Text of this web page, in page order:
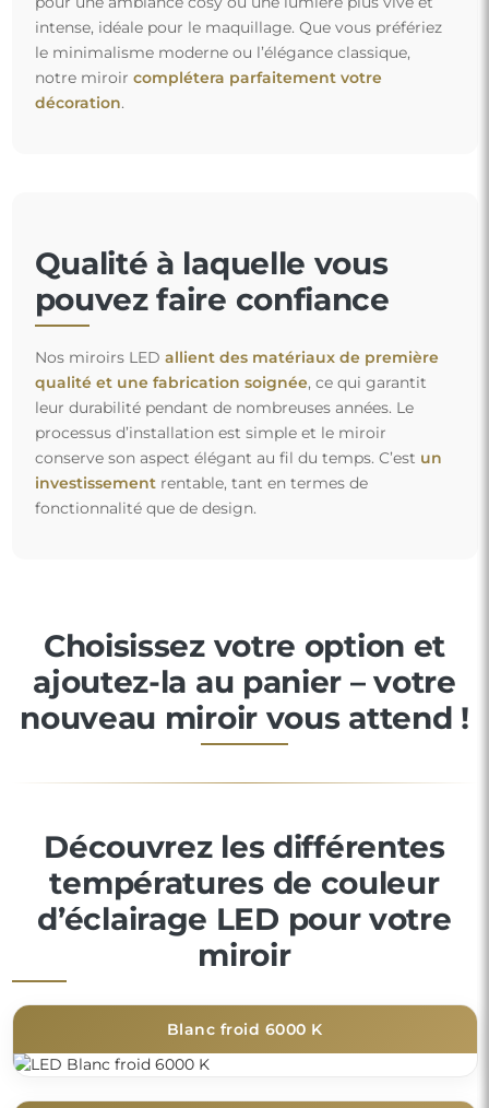
intense, idéale pour le maquillage. Que vous préfériez
le minimalisme moderne ou l’élégance classique,
notre miroir complétera parfaitement votre
décoration.
Qualité à laquelle vous
pouvez faire confiance
Nos miroirs LED allient des matériaux de première
qualité et une fabrication soignée, ce qui garantit
leur durabilité pendant de nombreuses années. Le
processus d’installation est simple et le miroir
conserve son aspect élégant au fil du temps. C’est un
investissementrentable, tant en termes de
fonctionnalité que de design.
Choisissez votre option et
ajoutez-la au panier – votre
nouveau miroir vous attend !
Découvrez les différentes
températures de couleur
d’éclairage LED pour votre
miroir
Blanc froid 6000 K